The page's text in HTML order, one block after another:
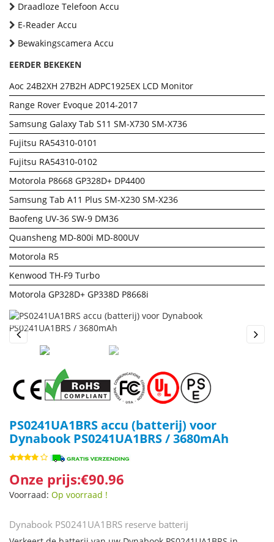
Draadloze Telefoon Accu
E-Reader Accu
Bewakingscamera Accu
EERDER BEKEKEN
Aoc 24B2XH 27B2H ADPC1925EX LCD Monitor
Range Rover Evoque 2014-2017
Samsung Galaxy Tab S11 SM-X730 SM-X736
Fujitsu RA54310-0101
Fujitsu RA54310-0102
Motorola P8668 GP328D+ DP4400
Samsung Tab A11 Plus SM-X230 SM-X236
Baofeng UV-36 SW-9 DM36
Quansheng MD-800i MD-800UV
Motorola R5
Kenwood TH-F9 Turbo
Motorola GP328D+ GP338D P8668i
Previous
PS0241UA1BRS accu (batterij) voor
Dynabook PS0241UA1BRS / 3680mAh
Onze prijs:€90.96
Voorraad: Op voorraad !
Dynabook PS0241UA1BRS reserve batterij